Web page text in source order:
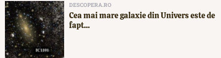
DESCOPERA.RO
Cea mai mare galaxie din Univers este de
fapt...